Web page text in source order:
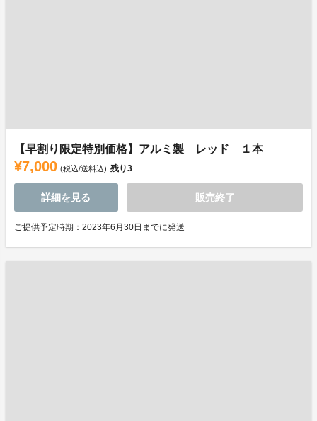
【早割り限定特別価格】アルミ製 レッド １本
¥7,000 (税込/送料込) 残り3
詳細を見る 販売終了
ご提供予定時期：2023年6月30日までに発送